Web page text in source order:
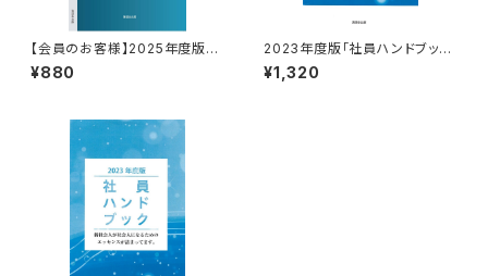
【会員のお客様】2025年度版
「社員ハンドブック」※好評頒布
中 ‼
¥880
2023年度版「社員ハンドブッ
ク」 ※一般のお客様
¥1,320